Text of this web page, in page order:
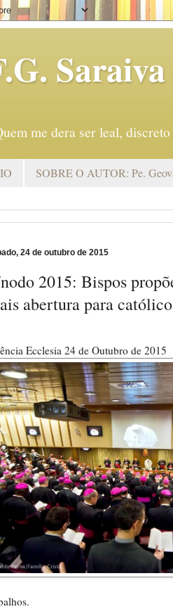
Saraiva
me dera ser leal,
SOBRE O AUTOR: Pe.
24 de outubro de 2015
2015: Bispos
abertura para
Ecclesia 24 de Outubro de 2015